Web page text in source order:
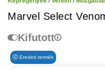
Marvel Select
Kifutott
Eredeti termék